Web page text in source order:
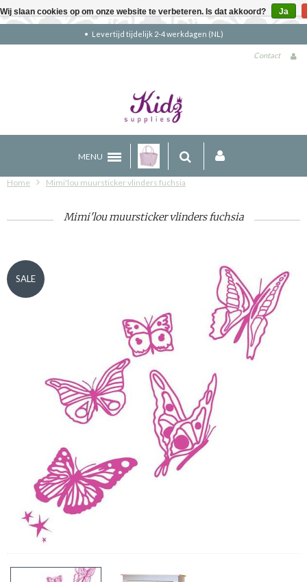
Gratis verzending boven €90 (NL)
Contact
MENU
Home Mimi'lou muursticker vlinders fuchsia
Mimi'lou muursticker vlinders fuchsia
SALE
Wij slaan cookies op om onze website te verbeteren. Is dat akkoord? Ja